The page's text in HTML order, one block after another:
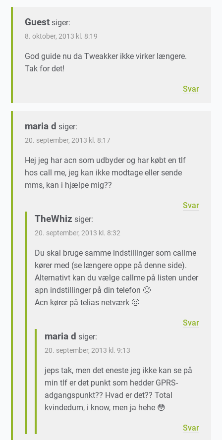
Guest siger:
8. oktober, 2013 kl. 8:19
God guide nu da Tweakker ikke virker længere.
Tak for det!
Svar
maria d siger:
20. september, 2013 kl. 8:17
Hej jeg har acn som udbyder og har købt en tlf
hos call me, jeg kan ikke modtage eller sende
mms, kan i hjælpe mig??
Svar
TheWhiz siger:
20. september, 2013 kl. 8:32
Du skal bruge samme indstillinger som callme
kører med (se længere oppe på denne side).
Alternativt kan du vælge callme på listen under
apn indstillinger på din telefon 🙂
Acn kører på telias netværk 🙂
Svar
maria d siger:
20. september, 2013 kl. 9:13
jeps tak, men det eneste jeg ikke kan se på
min tlf er det punkt som hedder GPRS-
adgangspunkt?? Hvad er det?? Total
kvindedum, i know, men ja hehe 😳
Svar